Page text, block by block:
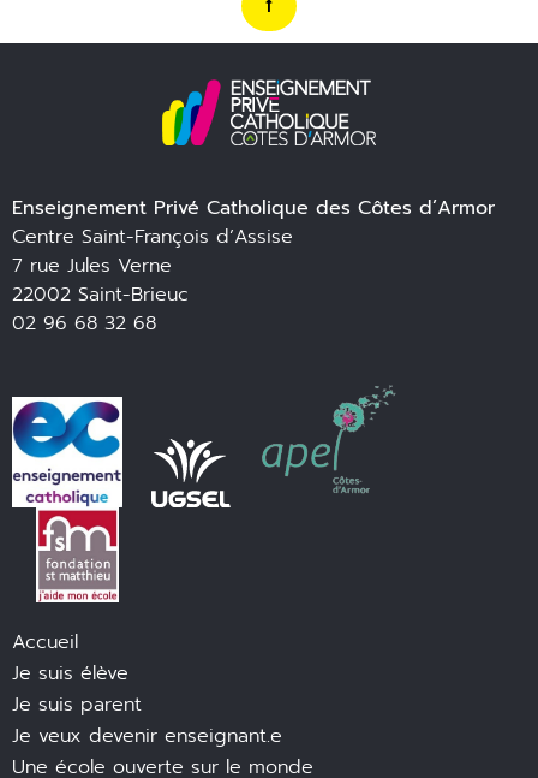
Enseignement Privé Catholique des Côtes d’Armor
Centre Saint-François d’Assise
7 rue Jules Verne
22002 Saint-Brieuc
02 96 68 32 68
Accueil
Je suis élève
Je suis parent
Je veux devenir enseignant.e
Une école ouverte sur le monde